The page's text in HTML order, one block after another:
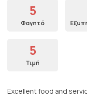
5
Φαγητό
5
Τιμή
Excellent food and